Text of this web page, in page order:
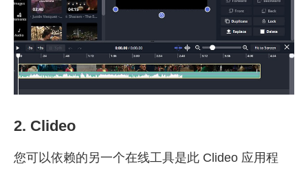
2. Clideo
您可以依赖的另一个在线工具是此 Clideo 应用程